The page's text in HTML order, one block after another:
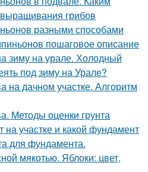
грибов
разными способами
пошаговое описание
зиму на урале. Холодный
под зиму на Урале?
на дачном участке. Алгоритм
Методы оценки грунта
на участке и какой фундамент
для фундамента.
мякотью. Яблоки: цвет,